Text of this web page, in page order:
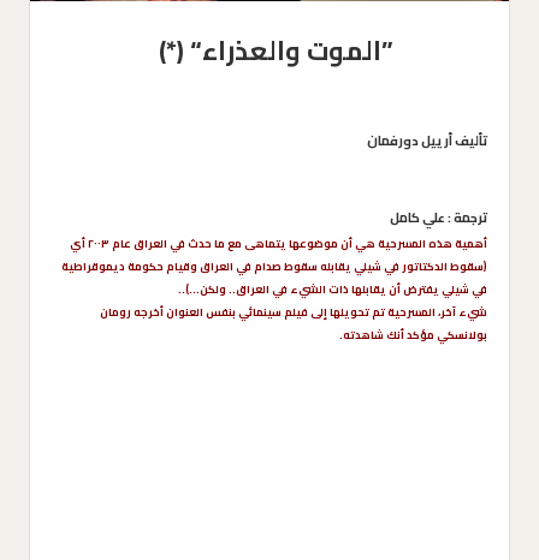
”الموت والعذراء“ (*)
تأليف أرييل دورفمان
ترجمة : علي كامل
أهمية هذه المسرحية هي أن موضوعها يتماهى مع ما حدث في العراق عام ٢٠٠٣ أي
(سقوط الدكتاتور في شيلي يقابله سقوط صدام في العراق وقيام حكومة ديموقراطية
في شيلي يفترض أن يقابلها ذات الشيء في العراق.. ولكن…)..
شيء آخر، المسرحية تم تحويلها إلى فيلم سينمائي بنفس العنوان أخرجه رومان
بولانسكي مؤكد أنك شاهدته.